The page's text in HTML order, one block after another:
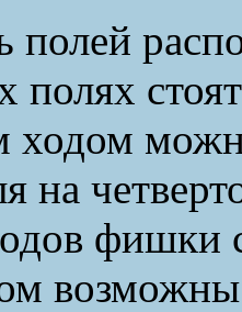
полей
полях
ходом
на
фишки